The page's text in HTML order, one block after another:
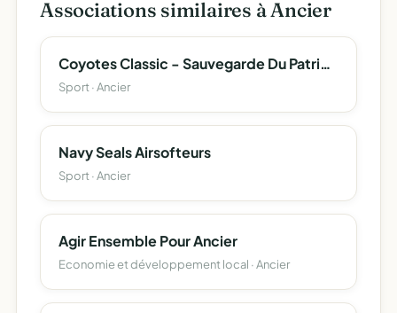
Associations similaires à Ancier
Coyotes Classic - Sauvegarde Du Patrimoine Automobile De Rallye
Sport · Ancier
Navy Seals Airsofteurs
Sport · Ancier
Agir Ensemble Pour Ancier
Economie et développement local · Ancier